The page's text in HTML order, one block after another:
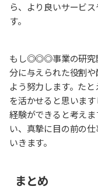
ら、より良いサービ
す。
もし◎◎◎事業の研究
分に与えられた役割
よう努力します。た
を活かせると思いま
経験ができると考え
い、真摯に目の前の
いきます。
まとめ